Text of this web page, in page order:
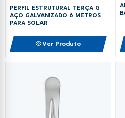
PERFIL ESTRUTURAL TERÇA G
AÇO GALVANIZADO 6 METROS
PARA SOLAR
Ver Produto